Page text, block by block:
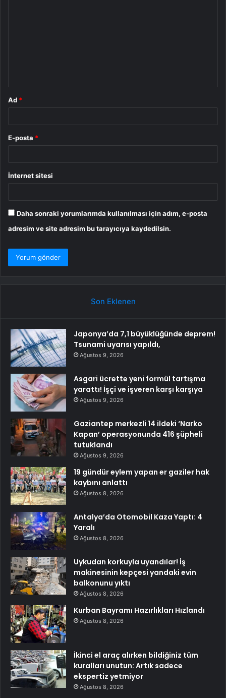
Ad *
E-posta *
İnternet sitesi
Daha sonraki yorumlarımda kullanılması için adım, e-posta
adresim ve site adresim bu tarayıcıya kaydedilsin.
Son Eklenen
Japonya’da 7,1 büyüklüğünde deprem!
Tsunami uyarısı yapıldı,
Ağustos 9, 2026
Asgari ücrette yeni formül tartışma
yarattı! İşçi ve işveren karşı karşıya
Ağustos 9, 2026
Gaziantep merkezli 14 ildeki ‘Narko
Kapan’ operasyonunda 416 şüpheli
tutuklandı
Ağustos 9, 2026
19 gündür eylem yapan er gaziler hak
kaybını anlattı
Ağustos 8, 2026
Antalya’da Otomobil Kaza Yaptı: 4
Yaralı
Ağustos 8, 2026
Uykudan korkuyla uyandılar! İş
makinesinin kepçesi yandaki evin
balkonunu yıktı
Ağustos 8, 2026
Kurban Bayramı Hazırlıkları Hızlandı
Ağustos 8, 2026
İkinci el araç alırken bildiğiniz tüm
kuralları unutun: Artık sadece
ekspertiz yetmiyor
Ağustos 8, 2026